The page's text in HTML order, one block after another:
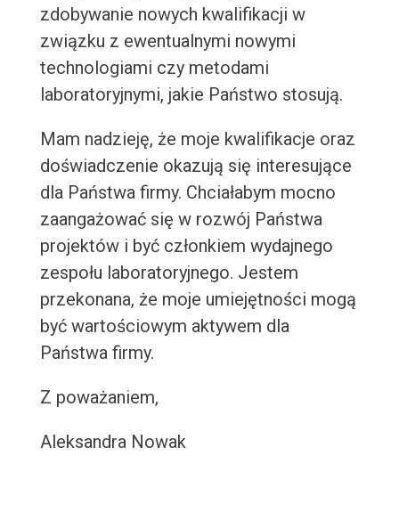
zdobywanie nowych kwalifikacji w
związku z ewentualnymi nowymi
technologiami czy metodami
laboratoryjnymi, jakie Państwo stosują.
Mam nadzieję, że moje kwalifikacje oraz
doświadczenie okazują się interesujące
dla Państwa firmy. Chciałabym mocno
zaangażować się w rozwój Państwa
projektów i być członkiem wydajnego
zespołu laboratoryjnego. Jestem
przekonana, że moje umiejętności mogą
być wartościowym aktywem dla
Państwa firmy.
Z poważaniem,
Aleksandra Nowak